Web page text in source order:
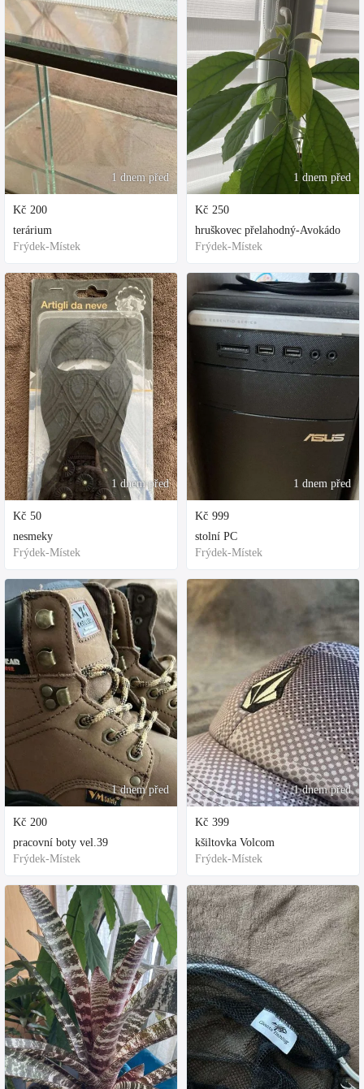
1 dnem před
Kč 200
terárium
Frýdek-Místek
1 dnem před
Kč 50
nesmeky
Frýdek-Místek
1 dnem před
Kč 200
pracovní boty vel.39
Frýdek-Místek
1 dnem před
Kč 250
hruškovec přelahodný-Avokádo
Frýdek-Místek
1 dnem před
Kč 999
stolní PC
Frýdek-Místek
1 dnem před
Kč 399
kšiltovka Volcom
Frýdek-Místek